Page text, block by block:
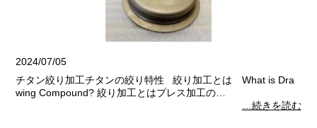
2024/07/05
チタン絞り加工チタンの絞り特性 絞り加工とは What is Dra
wing Compound? 絞り加工とはプレス加工の…
…続きを読む